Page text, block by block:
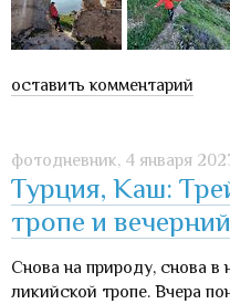
оставить комментарий
фотодневник, 4 января
Турция, Каш:
тропе и
Снова на природу, снова в
ликийской тропе. Вчера